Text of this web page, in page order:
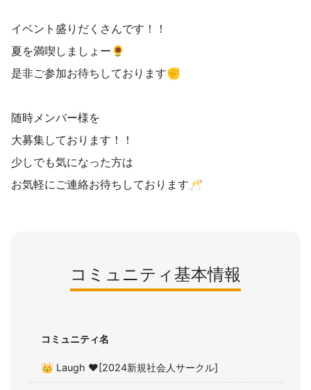
イベント盛りだくさんです！！
夏を満喫しましょー🌻
是非ご参加お待ちしております✊
随時メンバー様を
大募集しております！！
少しでも気になった方は
お気軽にご連絡お待ちしております🥂
コミュニティ基本情報
コミュニティ名
👑 Laugh ❤️[2024新規社会人サークル]